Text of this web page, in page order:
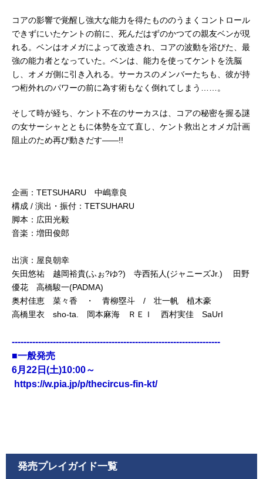
コアの影響で覚醒し強大な能力を得たもののうまくコントロール
できずにいたケントの前に、死んだはずのかつての親友ベンが現
れる。ベンはオメガによって改造され、コアの波動を浴びた、最
強の能力者となっていた。ベンは、能力を使ってケントを洗脳
し、オメガ側に引き入れる。サーカスのメンバーたちも、彼が持
つ桁外れのパワーの前に為す術もなく倒れてしまう……。
そして時が経ち、ケント不在のサーカスは、コアの秘密を握る謎
の女サーシャとともに体勢を立て直し、ケント救出とオメガ計画
阻止のため再び動きだす――!!
企画：TETSUHARU 中嶋章良
構成 / 演出・振付：TETSUHARU
脚本：広田光毅
音楽：増田俊郎
出演：屋良朝幸
矢田悠祐 越岡裕貴(ふぉ?ゆ?) 寺西拓人(ジャニーズJr.) 田野
優花 高橋駿一(PADMA)
奥村佳恵 菜々香 ・ 青柳塁斗 / 壮一帆 植木豪
高橋里衣 sho-ta. 岡本麻海 ＲＥＩ 西村実佳 SaUrI
-----------------------------------------------------------------------
■一般発売
6月22日(土)10:00～
https://w.pia.jp/p/thecircus-fin-kt/
発売プレイガイド一覧